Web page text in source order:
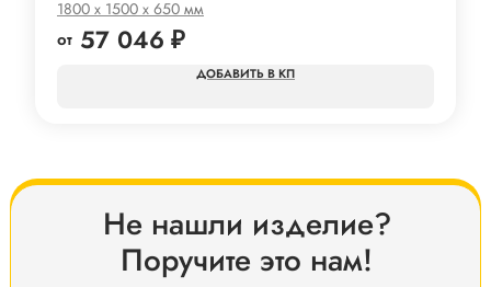
1800 x 1500 x 650 мм
57 046 ₽
КП
Не нашли изделие?
Поручите это нам!